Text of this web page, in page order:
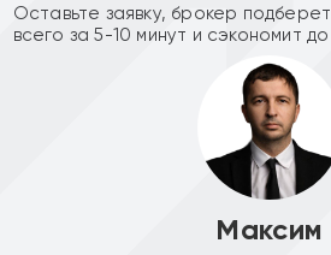
Оставьте заявку, брокер
всего за 5-10 минут и сэкономит
Максим